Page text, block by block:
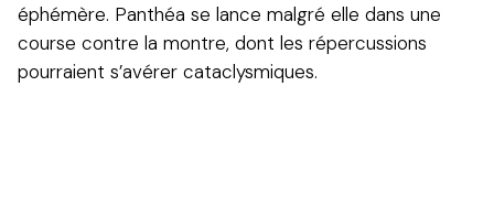
éphémère. Panthéa se lance malgré elle dans une
course contre la montre, dont les répercussions
pourraient s’avérer cataclysmiques.